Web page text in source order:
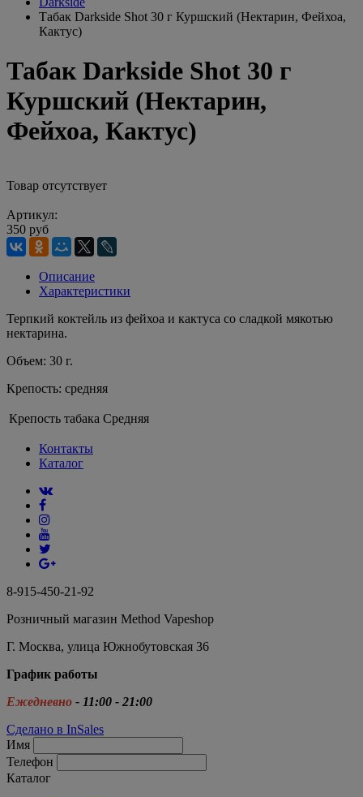
Табак Darkside Shot 30 г Куршский (Нектарин, Фейхоа,
Кактус)
Табак Darkside Shot 30 г
Куршский (Нектарин,
Фейхоа, Кактус)
Товар отсутствует
Артикул:
350 руб
Описание
Характеристики
Терпкий коктейль из фейхоа и кактуса со сладкой мякотью
нектарина.
Объем: 30 г.
Крепость: средняя
Крепость табака Средняя
Контакты
Каталог
8-915-450-21-92
Розничный магазин Method Vapeshop
Г. Москва, улица Южнобутовская 36
График работы
Ежедневно - 11:00 - 21:00
Сделано в InSales
Имя
Телефон
Каталог